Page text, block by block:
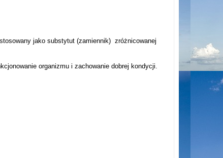
jako substytut (zamiennik) zróżnicowanej
organizmu i zachowanie dobrej kondycji.